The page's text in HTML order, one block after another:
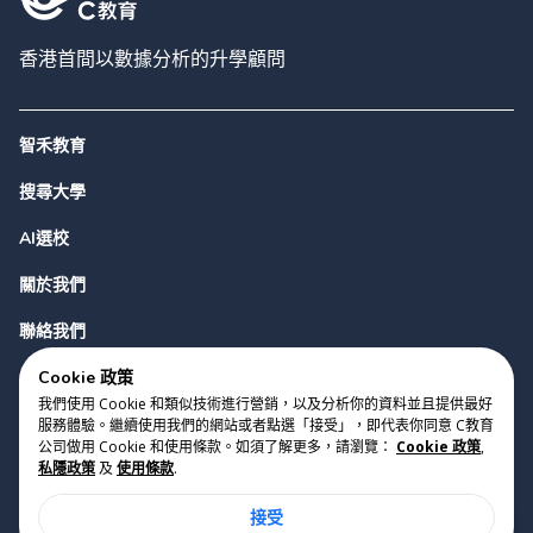
香港首間以數據分析的升學顧問
智禾教育
搜尋大學
AI選校
關於我們
聯絡我們
版權 2023 Cyclopes® •
使用條款
Cookie 政策
我們使用 Cookie 和類似技術進行營銷，以及分析你的資料並且提供最好
服務體驗。繼續使用我們的網站或者點選「接受」，即代表你同意 C教育
公司做用 Cookie 和使用條款。如須了解更多，請瀏覽： Cookie 政策,
私隱政策及 使用條款.
接受